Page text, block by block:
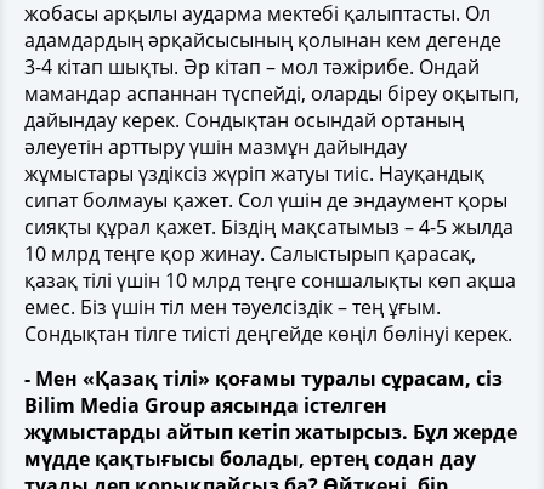
жобасы арқылы аударма мектебі қалыптасты. Ол
адамдардың әрқайсысының қолынан кем дегенде
3-4 кітап шықты. Әр кітап – мол тәжірибе. Ондай
мамандар аспаннан түспейді, оларды біреу оқытып,
дайындау керек. Сондықтан осындай ортаның
әлеуетін арттыру үшін мазмұн дайындау
жұмыстары үздіксіз жүріп жатуы тиіс. Науқандық
сипат болмауы қажет. Сол үшін де эндаумент қоры
сияқты құрал қажет. Біздің мақсатымыз – 4-5 жылда
10 млрд теңге қор жинау. Салыстырып қарасақ,
қазақ тілі үшін 10 млрд теңге соншалықты көп ақша
емес. Біз үшін тіл мен тәуелсіздік – тең ұғым.
Сондықтан тілге тиісті деңгейде көңіл бөлінуі керек.
- Мен «Қазақ тілі» қоғамы туралы сұрасам, сіз
Bilim Media Group аясында істелген
жұмыстарды айтып кетіп жатырсыз. Бұл жерде
мүдде қақтығысы болады, ертең содан дау